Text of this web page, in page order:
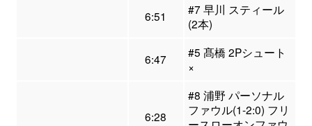
6:51
#7 早川 スティール
(2本)
6:47
#5 髙橋 2Pシュート
×
6:28
#8 浦野 パーソナル
ファウル(1-2:0) フリ